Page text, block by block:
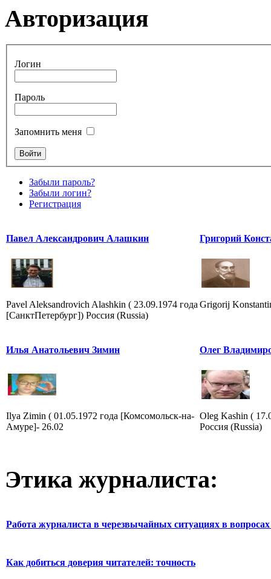
Авторизация
Логин
Пароль
Запомнить меня
Забыли пароль?
Забыли логин?
Регистрация
Павел Александрович Алашкин
Pavel Aleksandrovich Alashkin ( 23.09.1974 года
[СанктПетербург]) Россия (Russia)
Григорий
Grigorij
Илья Анатольевич Зимин
Ilya Zimin ( 01.05.1972 года [Комсомольск-на-
Амуре]- 26.02
Олег
Oleg Kashin (
Россия (Russia)
Этика журналиста:
Работа журналиста в черезвычайных ситуациях в вопросах
Как добиться доверия читателей: точность